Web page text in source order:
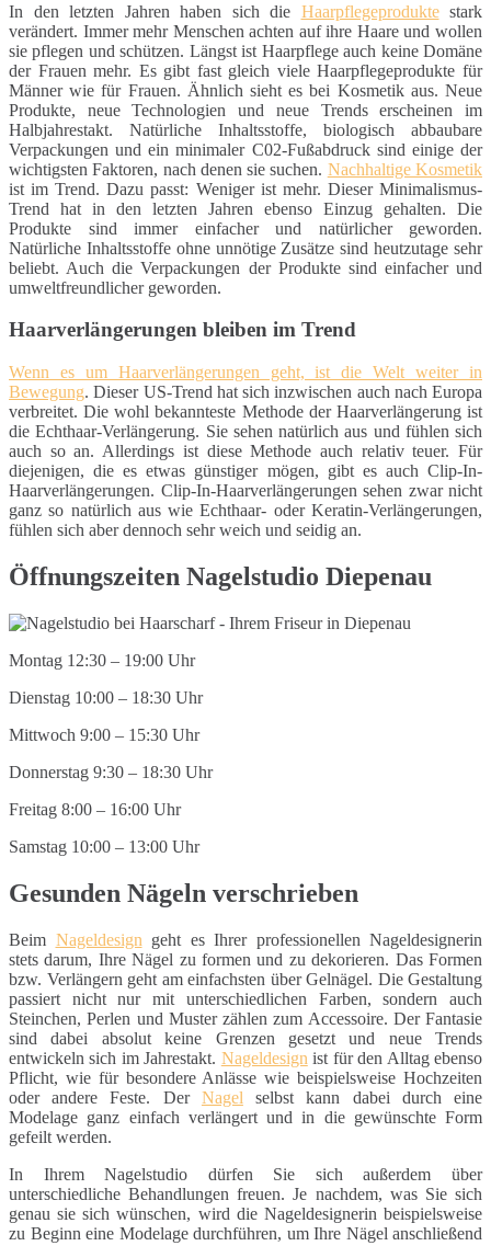
In den letzten Jahren haben sich die Haarpflegeproduktestark
verändert. Immer mehr Menschen achten auf ihre Haare und wollen
sie pflegen und schützen. Längst ist Haarpflege auch keine Domäne
der Frauen mehr. Es gibt fast gleich viele Haarpflegeprodukte für
Männer wie für Frauen. Ähnlich sieht es bei Kosmetik aus. Neue
Produkte, neue Technologien und neue Trends erscheinen im
Halbjahrestakt. Natürliche Inhaltsstoffe, biologisch abbaubare
Verpackungen und ein minimaler C02-Fußabdruck sind einige der
wichtigsten Faktoren, nach denen sie suchen. Nachhaltige Kosmetik
ist im Trend. Dazu passt: Weniger ist mehr. Dieser Minimalismus-
Trend hat in den letzten Jahren ebenso Einzug gehalten. Die
Produkte sind immer einfacher und natürlicher geworden.
Natürliche Inhaltsstoffe ohne unnötige Zusätze sind heutzutage sehr
beliebt. Auch die Verpackungen der Produkte sind einfacher und
umweltfreundlicher geworden.
Haarverlängerungen bleiben im Trend
Wenn es um Haarverlängerungen geht, ist die Welt weiter in
Bewegung. Dieser US-Trend hat sich inzwischen auch nach Europa
verbreitet. Die wohl bekannteste Methode der Haarverlängerung ist
die Echthaar-Verlängerung. Sie sehen natürlich aus und fühlen sich
auch so an. Allerdings ist diese Methode auch relativ teuer. Für
diejenigen, die es etwas günstiger mögen, gibt es auch Clip-In-
Haarverlängerungen. Clip-In-Haarverlängerungen sehen zwar nicht
ganz so natürlich aus wie Echthaar- oder Keratin-Verlängerungen,
fühlen sich aber dennoch sehr weich und seidig an.
Öffnungszeiten Nagelstudio Diepenau
Montag 12:30 – 19:00 Uhr
Dienstag 10:00 – 18:30 Uhr
Mittwoch 9:00 – 15:30 Uhr
Donnerstag 9:30 – 18:30 Uhr
Freitag 8:00 – 16:00 Uhr
Samstag 10:00 – 13:00 Uhr
Gesunden Nägeln verschrieben
Beim Nageldesign geht es Ihrer professionellen Nageldesignerin
stets darum, Ihre Nägel zu formen und zu dekorieren. Das Formen
bzw. Verlängern geht am einfachsten über Gelnägel. Die Gestaltung
passiert nicht nur mit unterschiedlichen Farben, sondern auch
Steinchen, Perlen und Muster zählen zum Accessoire. Der Fantasie
sind dabei absolut keine Grenzen gesetzt und neue Trends
entwickeln sich im Jahrestakt. Nageldesign ist für den Alltag ebenso
Pflicht, wie für besondere Anlässe wie beispielsweise Hochzeiten
oder andere Feste. Der Nagel selbst kann dabei durch eine
Modelage ganz einfach verlängert und in die gewünschte Form
gefeilt werden.
In Ihrem Nagelstudio dürfen Sie sich außerdem über
unterschiedliche Behandlungen freuen. Je nachdem, was Sie sich
genau sie sich wünschen, wird die Nageldesignerin beispielsweise
zu Beginn eine Modelage durchführen, um Ihre Nägel anschließend